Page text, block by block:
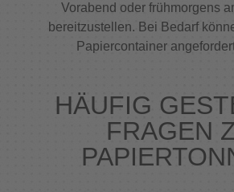
Vorabend oder frühmorgens
bereitzustellen. Bei Bedarf
Papiercontainer
HÄUFIG
FRAGEN